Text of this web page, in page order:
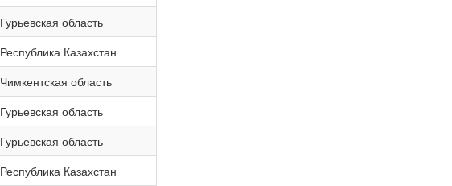
Гурьевская область
Республика Казахстан
Чимкентская область
Гурьевская область
Гурьевская область
Республика Казахстан